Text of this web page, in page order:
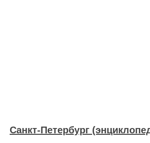
Санкт-Петербург